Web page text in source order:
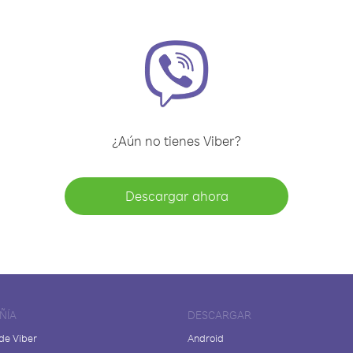
¿Aún no tienes Viber?
Descargar ahora
Viber
DESCARGAR
Android